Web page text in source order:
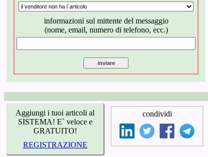
informazioni sul mittente del messaggio
(nome, email, numero di telefono, ecc.)
Aggiungi i tuoi articoli al
SISTEMA! E` veloce e
GRATUITO!
REGISTRAZIONE
condividi